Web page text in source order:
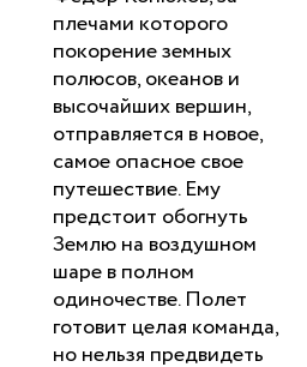
плечами которого
покорение земных
полюсов, океанов и
высочайших вершин,
отправляется в новое,
самое опасное свое
путешествие. Ему
предстоит обогнуть
Землю на воздушном
шаре в полном
одиночестве. Полет
готовит целая команда,
но нельзя предвидеть